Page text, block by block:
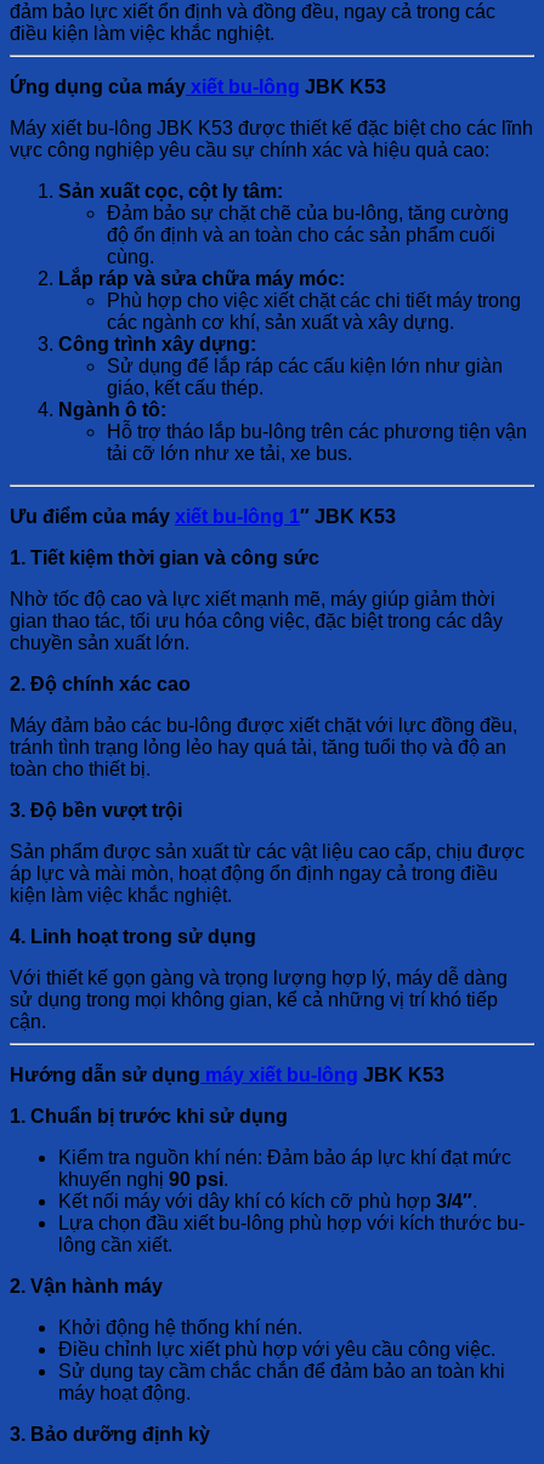
đảm bảo lực xiết ổn định và đồng đều, ngay cả trong các
điều kiện làm việc khắc nghiệt.
Ứng dụng của máy xiết bu-lông JBK K53
Máy xiết bu-lông JBK K53 được thiết kế đặc biệt cho các lĩnh
vực công nghiệp yêu cầu sự chính xác và hiệu quả cao:
Sản xuất cọc, cột ly tâm:
Đảm bảo sự chặt chẽ của bu-lông, tăng cường
độ ổn định và an toàn cho các sản phẩm cuối
cùng.
Lắp ráp và sửa chữa máy móc:
Phù hợp cho việc xiết chặt các chi tiết máy trong
các ngành cơ khí, sản xuất và xây dựng.
Công trình xây dựng:
Sử dụng để lắp ráp các cấu kiện lớn như giàn
giáo, kết cấu thép.
Ngành ô tô:
Hỗ trợ tháo lắp bu-lông trên các phương tiện vận
tải cỡ lớn như xe tải, xe bus.
Ưu điểm của máy xiết bu-lông 1″ JBK K53
1. Tiết kiệm thời gian và công sức
Nhờ tốc độ cao và lực xiết mạnh mẽ, máy giúp giảm thời
gian thao tác, tối ưu hóa công việc, đặc biệt trong các dây
chuyền sản xuất lớn.
2. Độ chính xác cao
Máy đảm bảo các bu-lông được xiết chặt với lực đồng đều,
tránh tình trạng lỏng lẻo hay quá tải, tăng tuổi thọ và độ an
toàn cho thiết bị.
3. Độ bền vượt trội
Sản phẩm được sản xuất từ các vật liệu cao cấp, chịu được
áp lực và mài mòn, hoạt động ổn định ngay cả trong điều
kiện làm việc khắc nghiệt.
4. Linh hoạt trong sử dụng
Với thiết kế gọn gàng và trọng lượng hợp lý, máy dễ dàng
sử dụng trong mọi không gian, kể cả những vị trí khó tiếp
cận.
Hướng dẫn sử dụng máy xiết bu-lông JBK K53
1. Chuẩn bị trước khi sử dụng
Kiểm tra nguồn khí nén: Đảm bảo áp lực khí đạt mức
khuyến nghị 90 psi.
Kết nối máy với dây khí có kích cỡ phù hợp 3/4″.
Lựa chọn đầu xiết bu-lông phù hợp với kích thước bu-
lông cần xiết.
2. Vận hành máy
Khởi động hệ thống khí nén.
Điều chỉnh lực xiết phù hợp với yêu cầu công việc.
Sử dụng tay cầm chắc chắn để đảm bảo an toàn khi
máy hoạt động.
3. Bảo dưỡng định kỳ